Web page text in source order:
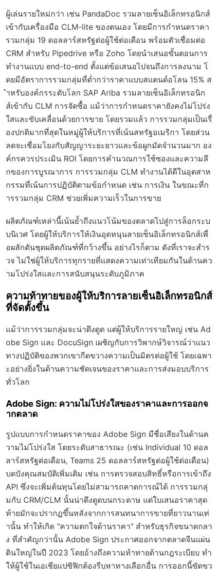
ผู้เล่นรายใหม่กว่า เช่น PandaDoc รวมลายเซ็นอิเล็กทรอนิกส์
เข้ากับเครื่องมือ CLM-lite ของตนเอง โดยมีการกำหนดราคา
รวมกลุ่ม 19 ดอลลาร์สหรัฐต่อผู้ใช้ต่อเดือน พร้อมตัวเชื่อมต่อ
CRM สำหรับ Pipedrive หรือ Zoho โดยนำเสนอขั้นตอนการ
ทำงานแบบ end-to-end ตั้งแต่ข้อเสนอไปจนถึงการลงนาม โ
ดยมีอัตราการรวมกลุ่มที่ต่ำกว่าราคาแบบสแตนด์อโลน 15% ส
ำหรับองค์กรระดับโลก SAP Ariba รวมลายเซ็นอิเล็กทรอนิก
ส์เข้ากับ CLM การจัดซื้อ แม้ว่าการกำหนดราคายังคงไม่โปร่ง
ใสและขับเคลื่อนด้วยการขาย โดยรวมแล้ว การรวมกลุ่มเป็นเรื่
องปกติมากที่สุดในหมู่ผู้ให้บริการที่เน้นสหรัฐอเมริกา โดยส่วน
ลดจะเชื่อมโยงกับสัญญาระยะยาวและข้อผูกมัดจำนวนมาก อง
ค์กรควรประเมิน ROI โดยการคำนวณการใช้ซองและความลึ
กของการบูรณาการ การรวมกลุ่ม CLM ทำงานได้ดีในอุตสาห
กรรมที่เน้นการปฏิบัติตามข้อกำหนด เช่น การเงิน ในขณะที่ก
ารรวมกลุ่ม CRM ช่วยเพิ่มความเร็วในการขาย
ผลิตภัณฑ์เหล่านี้เน้นย้ำถึงแนวโน้มของตลาดไปสู่การล็อกระบ
บนิเวศ โดยผู้ให้บริการให้เงินอุดหนุนลายเซ็นอิเล็กทรอนิกส์เพื่
อผลักดันชุดผลิตภัณฑ์ที่กว้างขึ้น อย่างไรก็ตาม ดังที่เราจะสำร
วจ ไม่ใช่ผู้ให้บริการทุกรายที่แสดงความเท่าเทียมกันในด้านคว
ามโปร่งใสและการสนับสนุนระดับภูมิภาค
ความท้าทายของผู้ให้บริการลายเซ็นอิเล็กทรอนิกส์
ที่จัดตั้งขึ้น
แม้ว่าการรวมกลุ่มจะน่าดึงดูด แต่ผู้ให้บริการรายใหญ่ เช่น Ad
obe Sign และ DocuSign เผชิญกับการวิพากษ์วิจารณ์ว่าแนว
ทางปฏิบัติของพวกเขากีดขวางความเป็นมิตรต่อผู้ใช้ โดยเฉพา
ะอย่างยิ่งในด้านความชัดเจนของราคาและการส่งมอบบริการ
ทั่วโลก
Adobe Sign: ความไม่โปร่งใสของราคาและการออกจ
ากตลาด
รูปแบบการกำหนดราคาของ Adobe Sign มีชื่อเสียงในด้านค
วามไม่โปร่งใส โดยระดับสาธารณะ (เช่น Individual 10 ดอล
ลาร์สหรัฐต่อเดือน, Teams 25 ดอลลาร์สหรัฐต่อผู้ใช้ต่อเดือน)
บดบังคุณสมบัติเพิ่มเติม เช่น การตรวจสอบสิทธิ์หรือการเข้าถึง
API ซึ่งจะเพิ่มต้นทุนโดยไม่สามารถคาดการณ์ได้ การรวมกลุ่
มกับ CRM/CLM นั้นน่าดึงดูดบนกระดาษ แต่ใบเสนอราคาสุด
ท้ายมักจะปรากฏขึ้นหลังจากการสนทนาการขายที่ยาวนานเท่
านั้น ทำให้เกิด "ความตกใจด้านราคา" สำหรับธุรกิจขนาดกลา
ง ที่สำคัญกว่านั้น Adobe Sign ประกาศออกจากตลาดจีนแผ่น
ดินใหญ่ในปี 2023 โดยอ้างถึงความท้าทายด้านกฎระเบียบ ทำ
ให้ผู้ใช้ในเอเชียแปซิฟิกต้องรีบหาทางเลือกอื่น การออกนี้ขัดขว